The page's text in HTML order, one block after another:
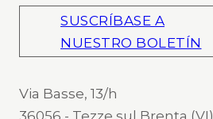
SUSCRÍBASE A
NUESTRO BOLETÍN
Via Basse, 13/h
36056 - Tezze sul Brenta (VI)